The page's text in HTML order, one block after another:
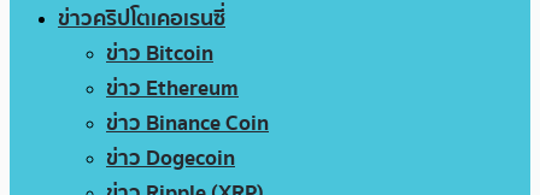
ข่าวคริปโตเคอเรนซี่
ข่าว Bitcoin
ข่าว Ethereum
ข่าว Binance Coin
ข่าว Dogecoin